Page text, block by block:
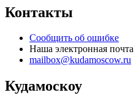
Контакты
Сообщить об ошибке
Наша электронная почта
mailbox@kudamoscow.ru
Кудамоскоу